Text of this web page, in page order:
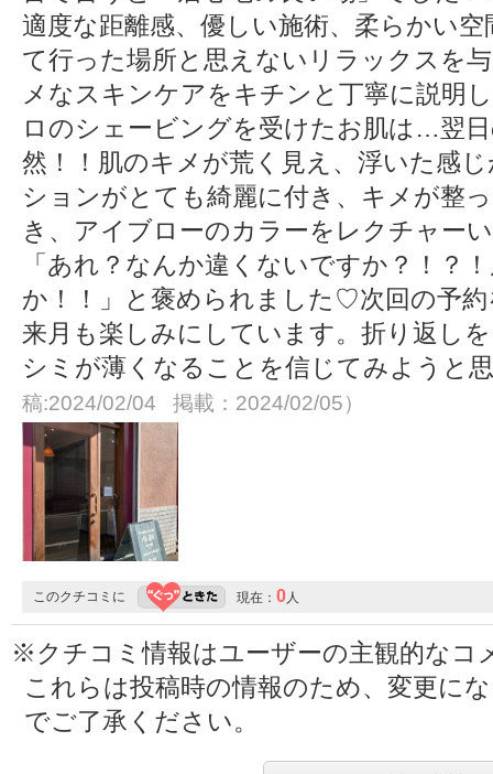
適度な距離感、優しい施術、柔らかい
て行った場所と思えないリラックスを
メなスキンケアをキチンと丁寧に説明
ロのシェービングを受けたお肌は…翌
然！！肌のキメが荒く見え、浮いた感
ションがとても綺麗に付き、キメが整
き、アイブローのカラーをレクチャー
「あれ？なんか違くないですか？！？
か！！」と褒められました♡次回の予
来月も楽しみにしています。折り返し
シミが薄くなることを信じてみようと
稿:2024/02/04 掲載：2024/02/05）
このクチコミに 現在： 0人
※クチコミ情報はユーザーの主観的なコ
これらは投稿時の情報のため、変更に
でご了承ください。